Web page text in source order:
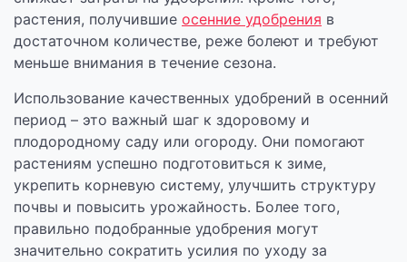
растения, получившие осенние удобрения в
достаточном количестве, реже болеют и требуют
меньше внимания в течение сезона.
Использование качественных удобрений в осенний
период – это важный шаг к здоровому и
плодородному саду или огороду. Они помогают
растениям успешно подготовиться к зиме,
укрепить корневую систему, улучшить структуру
почвы и повысить урожайность. Более того,
правильно подобранные удобрения могут
значительно сократить усилия по уходу за